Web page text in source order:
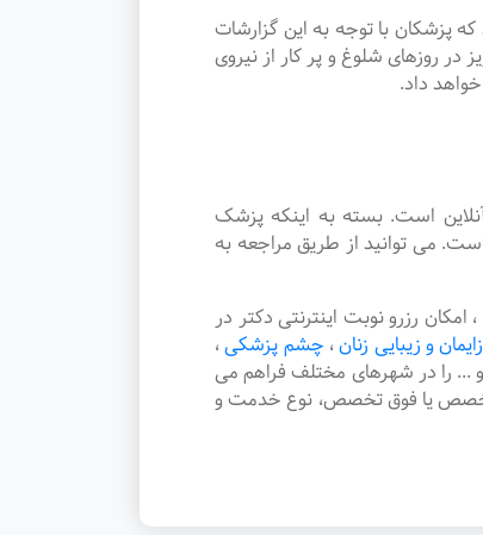
پزشکان با توجه به این گزارشات
روزهای شلوغ و پر کار از نیروی
داد.
است. بسته به اینکه پزشک
می توانید از طریق مراجعه به
رزرو نوبت اینترنتی دکتر در
و زیبایی زنان، چشم پزشکی،
و ... را در شهرهای مختلف فراهم می
تخصص یا فوق تخصص، نوع خدمت و